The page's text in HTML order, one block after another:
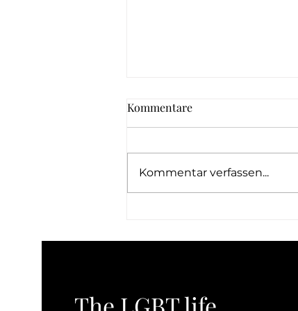
Kommentare
Kommentar verfassen...